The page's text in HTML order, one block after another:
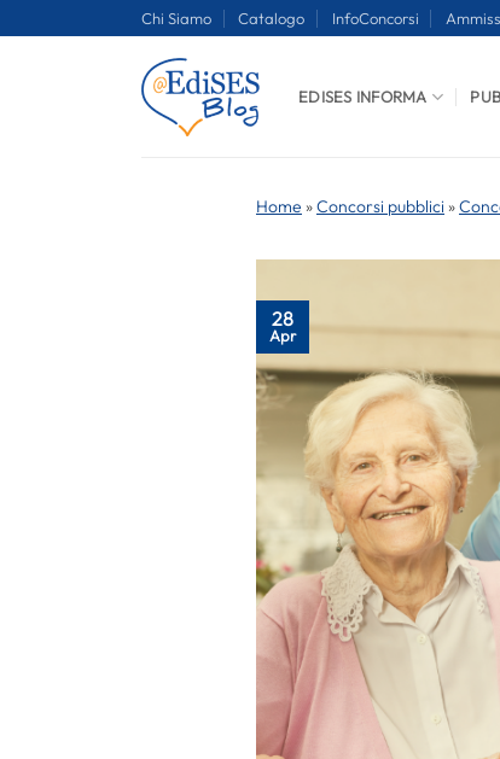
Chi Siamo Catalogo InfoConcorsi
EDISES INFORMA
Home »Concorsi pubblici »
28
Apr